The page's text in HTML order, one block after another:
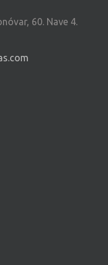
60. Nave 4.